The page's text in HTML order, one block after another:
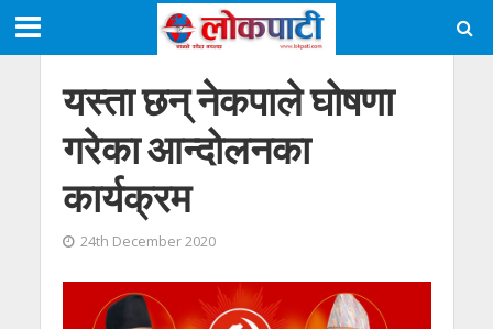
यस्ता छन् नेकपाले घोषणा
गरेका आन्दोलनका
कार्यक्रम
24th December 2020